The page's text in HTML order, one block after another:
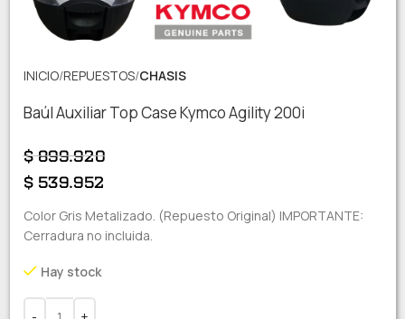
INICIO REPUESTOS CHASIS
Baúl Auxiliar Top Case Kymco Agility 200i
$899.920
$539.952
Color Gris Metalizado. (Repuesto Original) IMPORTANTE:
Cerradura no incluida.
Hay stock